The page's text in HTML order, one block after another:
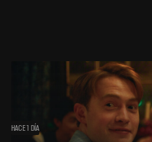
HACE 1 DÍA